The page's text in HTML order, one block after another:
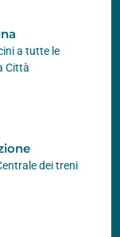
a tutte le
Città
dei treni